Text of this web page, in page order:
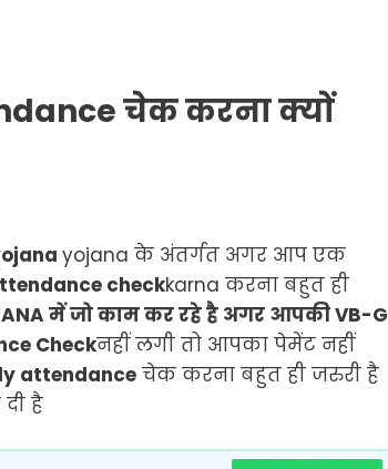
चेक करना क्यों
yojana के अंतर्गत अगर आप एक
checkkarna करना बहुत ही
में जो काम कर रहे है अगर आपकी VB-G
Checkनहीं लगी तो आपका पेमेंट नहीं
attendance चेक करना बहुत ही जरुरी है
है